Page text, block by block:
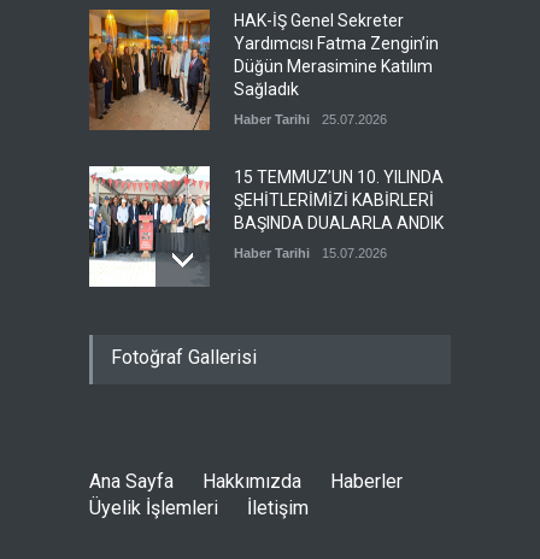
HAK-İŞ Genel Sekreter
Yardımcısı Fatma Zengin’in
Düğün Merasimine Katılım
Sağladık
Haber Tarihi 25.07.2026
15 TEMMUZ’UN 10. YILINDA
ŞEHİTLERİMİZİ KABİRLERİ
BAŞINDA DUALARLA ANDIK
Haber Tarihi 15.07.2026
DEMOKRASİ VE MİLLÎ BİRLİK
GENEL DENETLEME
KURULUMUZ TOPLANDI
Fotoğraf Gallerisi
Ana Sayfa Hakkımızda
Haberler
Üyelik İşlemleri
İletişim